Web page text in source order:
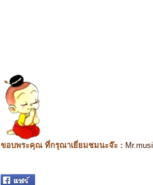
ขอบพระคุณ ที่กรุณาเยี่ยมชมนะจ๊ะ :